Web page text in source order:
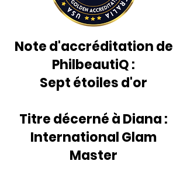
Note d'accréditation de
PhilbeautiQ :
Sept étoiles d'or
Titre décerné à Diana :
International Glam
Master